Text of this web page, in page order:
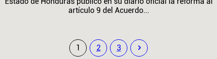
artículo 9 del Acuerdo...
1 2 3